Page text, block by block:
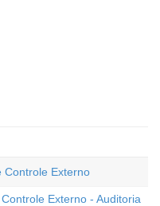
Controle Externo
Externo - Auditoria